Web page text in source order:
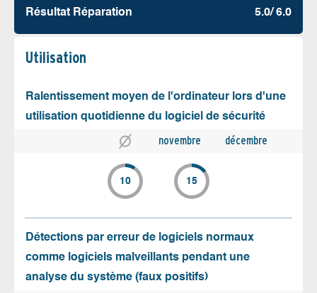
Résultat Réparation 5.0/ 6.0
Utilisation
Ralentissement moyen de l'ordinateur lors d'une
utilisation quotidienne du logiciel de sécurité
novembre décembre
10 15
Détections par erreur de logiciels normaux
comme logiciels malveillants pendant une
analyse du système (faux positifs)